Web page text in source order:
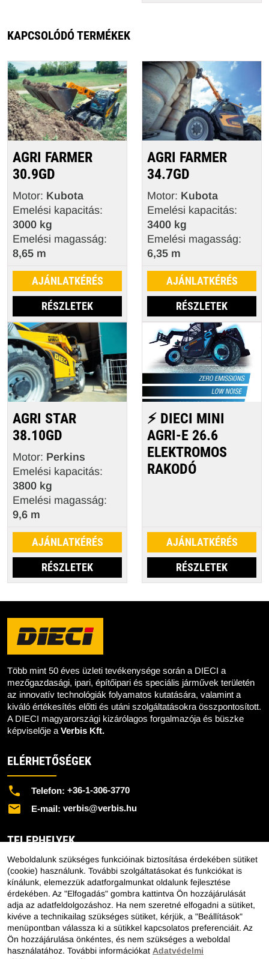
KAPCSOLÓDÓ TERMÉKEK
AGRI FARMER
30.9GD
Motor: Kubota
Emelési kapacitás:
3000 kg
Emelési magasság:
8,65 m
AJÁNLATKÉRÉS
RÉSZLETEK
AGRI FARMER
34.7GD
Motor: Kubota
Emelési kapacitás:
3400 kg
Emelési magasság:
6,35 m
AJÁNLATKÉRÉS
RÉSZLETEK
AGRI STAR
38.10GD
Motor: Perkins
Emelési kapacitás:
3800 kg
Emelési magasság:
9,6 m
AJÁNLATKÉRÉS
RÉSZLETEK
⚡ DIECI MINI
AGRI-E 26.6
ELEKTROMOS
RAKODÓ
AJÁNLATKÉRÉS
RÉSZLETEK
Több mint 50 éves üzleti tevékenysége során a DIECI a
mezőgazdasági, ipari, építőipari és speciális járművek területén
az innovatív technológiák folyamatos kutatására, valamint a
kiváló értékesítés előtti és utáni szolgáltatásokra összpontosított.
A DIECI magyarországi kizárólagos forgalmazója és büszke
képviselője a Verbis Kft.
ELÉRHETŐSÉGEK
Telefon: +36-1-306-3770
E-mail: verbis@verbis.hu
TELEPHELYEK
Központi Telephely - 1151 Budapest, Mélyfúró u. 2/E.
Lengyeltóti Telephely - 8693 Lengyeltóti, Külső Fonyódi út
10.
Hajdúböszörményi Telephely - 4220 Hajdúböszörmény,
Bánság Tér 8.
Kecskeméti Telephely - 6000 Kecskemét, Budai út 137.
Weboldalunk szükséges funkcióinak biztosítása érdekében sütiket
(cookie) használunk. További szolgáltatásokat és funkciókat is
kínálunk, elemezzük adatforgalmunkat oldalunk fejlesztése
érdekében. Az "Elfogadás" gombra kattintva Ön hozzájárulását
adja az adatfeldolgozáshoz. Ha nem szeretné elfogadni a sütiket,
kivéve a technikailag szükséges sütiket, kérjük, a "Beállítások"
menüpontban válassza ki a sütikkel kapcsolatos preferenciáit. Az
Ön hozzájárulása önkéntes, és nem szükséges a weboldal
használatához. További információkat Adatvédelmi